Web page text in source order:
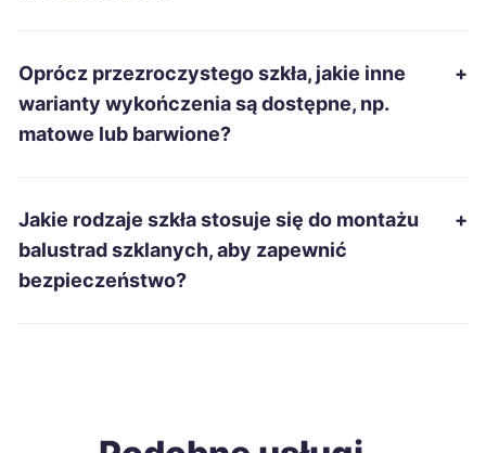
Ruda Śląska
Tarnobrzeg 426 zł
Starachowice
Oprócz przezroczystego szkła, jakie inne
warianty wykończenia są dostępne, np.
matowe lub barwione?
+
Jakie rodzaje szkła stosuje się do montażu
balustrad szklanych, aby zapewnić
bezpieczeństwo?
+